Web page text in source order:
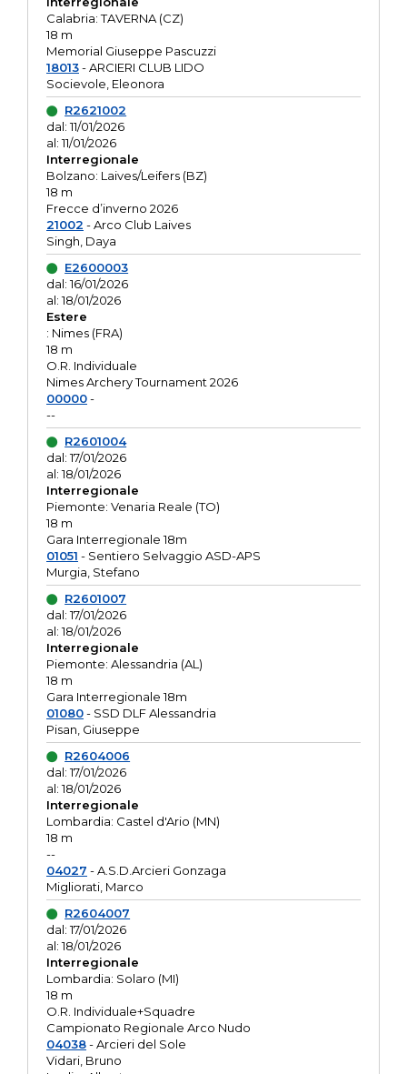
Calabria: TAVERNA (CZ)
18 m
Memorial Giuseppe Pascuzzi
18013- ARCIERI CLUB LIDO
Socievole, Eleonora
R2621002
dal: 11/01/2026
al: 11/01/2026
Interregionale
Bolzano: Laives/Leifers (BZ)
18 m
Frecce d’inverno 2026
21002 - Arco Club Laives
Singh, Daya
E2600003
dal: 16/01/2026
al: 18/01/2026
Estere
: Nimes (FRA)
18 m
O.R. Individuale
Nimes Archery Tournament 2026
00000-
--
R2601004
dal: 17/01/2026
al: 18/01/2026
Interregionale
Piemonte: Venaria Reale (TO)
18 m
Gara Interregionale 18m
01051 - Sentiero Selvaggio ASD-APS
Murgia, Stefano
R2601007
dal: 17/01/2026
al: 18/01/2026
Interregionale
Piemonte: Alessandria (AL)
18 m
Gara Interregionale 18m
01080- SSD DLF Alessandria
Pisan, Giuseppe
R2604006
dal: 17/01/2026
al: 18/01/2026
Interregionale
Lombardia: Castel d'Ario (MN)
18 m
--
04027 - A.S.D.Arcieri Gonzaga
Migliorati, Marco
R2604007
dal: 17/01/2026
al: 18/01/2026
Interregionale
Lombardia: Solaro (MI)
18 m
O.R. Individuale+Squadre
Campionato Regionale Arco Nudo
04038- Arcieri del Sole
Vidari, Bruno